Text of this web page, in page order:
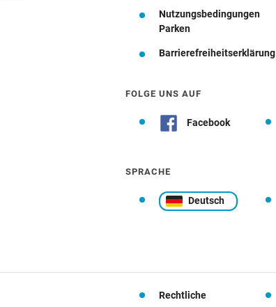
Nutzungsbedingungen
Parken
Barrierefreiheitserklärung
FOLGE UNS AUF
Facebook
SPRACHE
Deutsch
Rechtliche